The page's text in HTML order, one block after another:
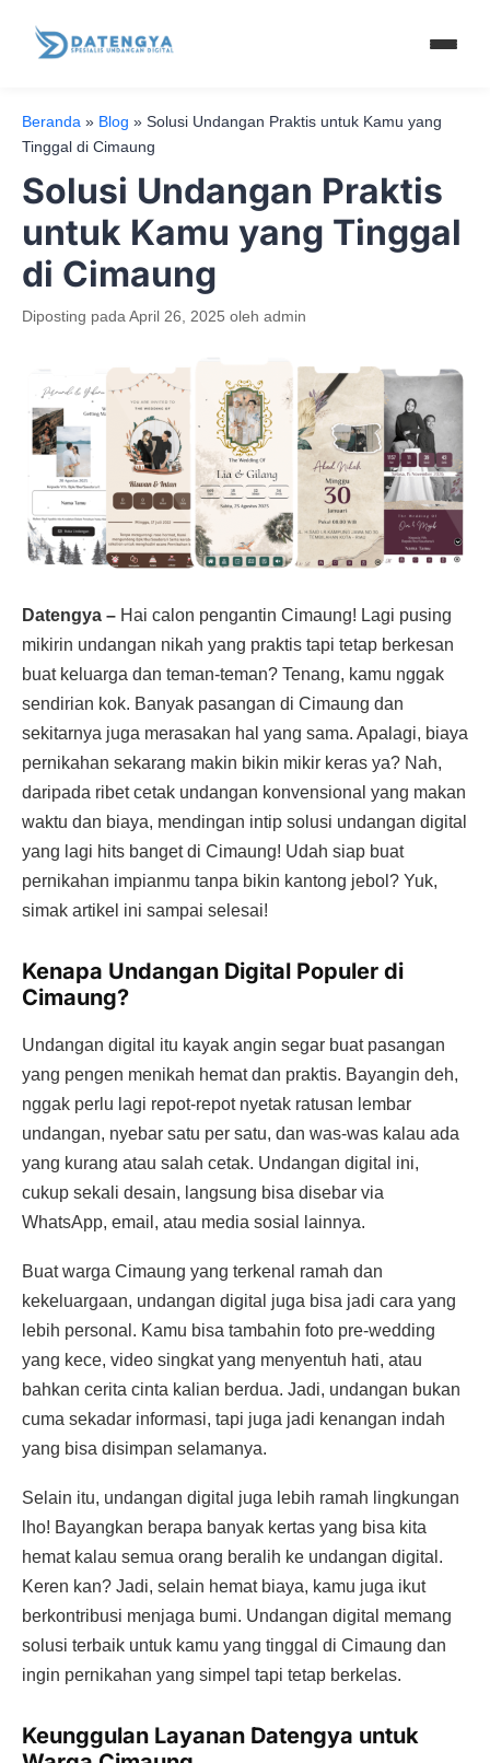
Beranda » Blog » Solusi Undangan Praktis untuk Kamu yang
Tinggal di Cimaung
Solusi Undangan Praktis
untuk Kamu yang Tinggal
di Cimaung
Diposting pada April 26, 2025 oleh admin
Datengya – Hai calon pengantin Cimaung! Lagi pusing
mikirin undangan nikah yang praktis tapi tetap berkesan
buat keluarga dan teman-teman? Tenang, kamu nggak
sendirian kok. Banyak pasangan di Cimaung dan
sekitarnya juga merasakan hal yang sama. Apalagi, biaya
pernikahan sekarang makin bikin mikir keras ya? Nah,
daripada ribet cetak undangan konvensional yang makan
waktu dan biaya, mendingan intip solusi undangan digital
yang lagi hits banget di Cimaung! Udah siap buat
pernikahan impianmu tanpa bikin kantong jebol? Yuk,
simak artikel ini sampai selesai!
Kenapa Undangan Digital Populer di
Cimaung?
Undangan digital itu kayak angin segar buat pasangan
yang pengen menikah hemat dan praktis. Bayangin deh,
nggak perlu lagi repot-repot nyetak ratusan lembar
undangan, nyebar satu per satu, dan was-was kalau ada
yang kurang atau salah cetak. Undangan digital ini,
cukup sekali desain, langsung bisa disebar via
WhatsApp, email, atau media sosial lainnya.
Buat warga Cimaung yang terkenal ramah dan
kekeluargaan, undangan digital juga bisa jadi cara yang
lebih personal. Kamu bisa tambahin foto pre-wedding
yang kece, video singkat yang menyentuh hati, atau
bahkan cerita cinta kalian berdua. Jadi, undangan bukan
cuma sekadar informasi, tapi juga jadi kenangan indah
yang bisa disimpan selamanya.
Selain itu, undangan digital juga lebih ramah lingkungan
lho! Bayangkan berapa banyak kertas yang bisa kita
hemat kalau semua orang beralih ke undangan digital.
Keren kan? Jadi, selain hemat biaya, kamu juga ikut
berkontribusi menjaga bumi. Undangan digital memang
solusi terbaik untuk kamu yang tinggal di Cimaung dan
ingin pernikahan yang simpel tapi tetap berkelas.
Keunggulan Layanan Datengya untuk